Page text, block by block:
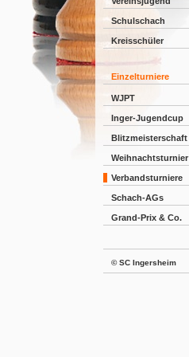
Schulschach
Kreisschüler
Einzelturniere
WJPT
Inger-Jugendcup
Blitzmeisterschaft
Weihnachtsturnier
Verbandsturniere
Schach-AGs
Grand-Prix & Co.
© SC Ingersheim